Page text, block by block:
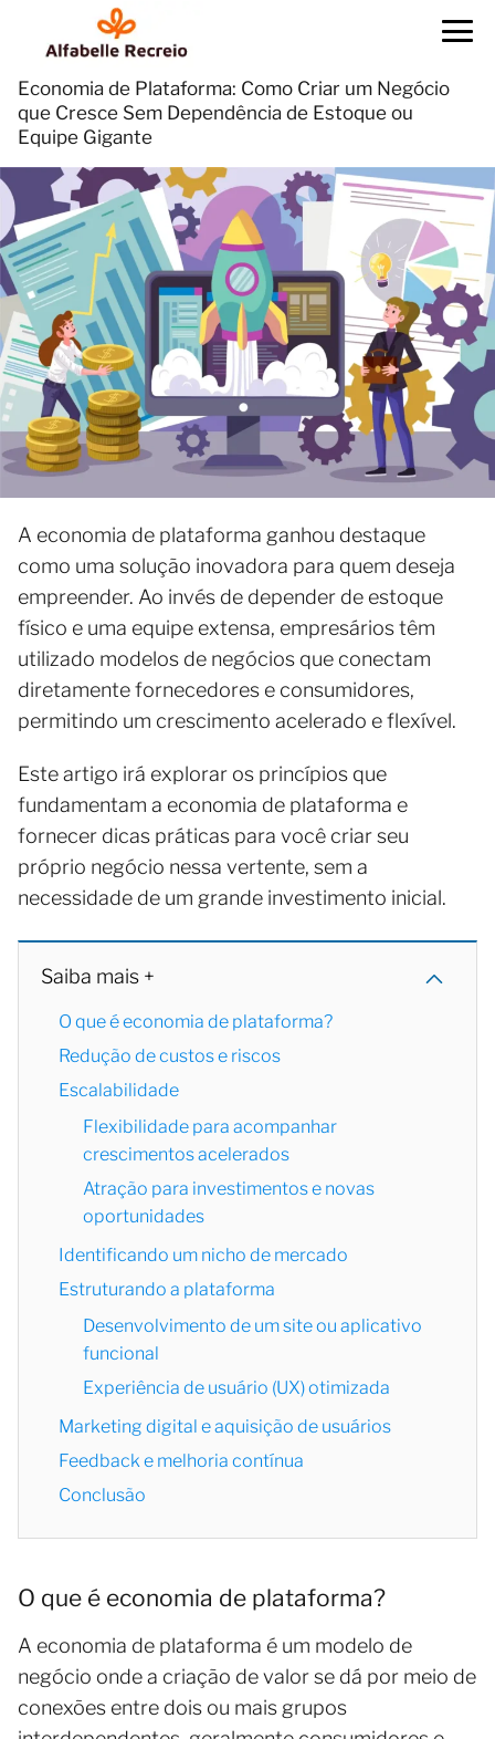
Economia de Plataforma: Como Criar um Negócio
que Cresce Sem Dependência de Estoque ou
Equipe Gigante
A economia de plataforma ganhou destaque
como uma solução inovadora para quem deseja
empreender. Ao invés de depender de estoque
físico e uma equipe extensa, empresários têm
utilizado modelos de negócios que conectam
diretamente fornecedores e consumidores,
permitindo um crescimento acelerado e flexível.
Este artigo irá explorar os princípios que
fundamentam a economia de plataforma e
fornecer dicas práticas para você criar seu
próprio negócio nessa vertente, sem a
necessidade de um grande investimento inicial.
Saiba mais +
O que é economia de plataforma?
Redução de custos e riscos
Escalabilidade
Flexibilidade para acompanhar
crescimentos acelerados
Atração para investimentos e novas
oportunidades
Identificando um nicho de mercado
Estruturando a plataforma
Desenvolvimento de um site ou aplicativo
funcional
Experiência de usuário (UX) otimizada
Marketing digital e aquisição de usuários
Feedback e melhoria contínua
Conclusão
O que é economia de plataforma?
A economia de plataforma é um modelo de
negócio onde a criação de valor se dá por meio de
conexões entre dois ou mais grupos